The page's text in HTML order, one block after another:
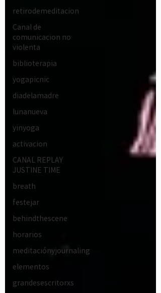
retirodemeditacion
Canal de
comunicacion no
violenta
biblioterapia
yogapicnic
diadelamadre
lunanueva
yinyoga
activacion
CANAL REPLAY
JUSTINE TIME
breath
festejar
behindthescene
horarios
meditaciónyjournaling
elementos
grandesescritorxs